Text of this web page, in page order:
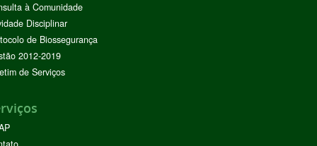
à Comunidade
Disciplinar
de Biossegurança
2012-2019
de Serviços